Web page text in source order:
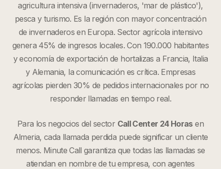
agricultura intensiva (invernaderos, 'mar de plástico'),
pesca y turismo. Es la región con mayor concentración
de invernaderos en Europa. Sector agrícola intensivo
genera 45% de ingresos locales. Con 190.000 habitantes
y economía de exportación de hortalizas a Francia, Italia
y Alemania, la comunicación es crítica. Empresas
agrícolas pierden 30% de pedidos internacionales por no
responder llamadas en tiempo real.
Para los negocios del sector Call Center 24 Horasen
Almeria, cada llamada perdida puede significar un cliente
menos. Minute Call garantiza que todas las llamadas se
atiendan en nombre de tu empresa, con agentes